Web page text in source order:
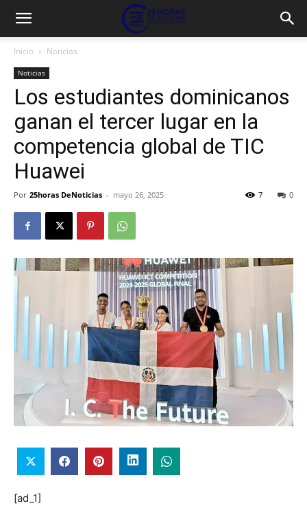
Inicio Noticias
Noticias
Los estudiantes dominicanos
ganan el tercer lugar en la
competencia global de TIC
Huawei
Por 25horas DeNoticias - mayo 26, 2025 0
7
[ad_1]